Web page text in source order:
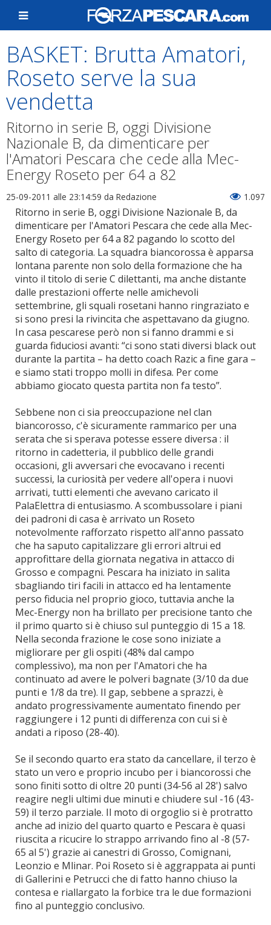
BASKET: Brutta Amatori,
Roseto serve la sua
vendetta
Ritorno in serie B, oggi Divisione
Nazionale B, da dimenticare per
l'Amatori Pescara che cede alla Mec-
Energy Roseto per 64 a 82
25-09-2011 alle 23:14:59 da Redazione 1.097
Ritorno in serie B, oggi Divisione Nazionale B, da
dimenticare per l'Amatori Pescara che cede alla Mec-
Energy Roseto per 64 a 82 pagando lo scotto del
salto di categoria. La squadra biancorossa è apparsa
lontana parente non solo della formazione che ha
vinto il titolo di serie C dilettanti, ma anche distante
dalle prestazioni offerte nelle amichevoli
settembrine, gli squali rosetani hanno ringraziato e
si sono presi la rivincita che aspettavano da giugno.
In casa pescarese però non si fanno drammi e si
guarda fiduciosi avanti: “ci sono stati diversi black out
durante la partita – ha detto coach Razic a fine gara –
e siamo stati troppo molli in difesa. Per come
abbiamo giocato questa partita non fa testo”.
Sebbene non ci sia preoccupazione nel clan
biancorosso, c'è sicuramente rammarico per una
serata che si sperava potesse essere diversa : il
ritorno in cadetteria, il pubblico delle grandi
occasioni, gli avversari che evocavano i recenti
successi, la curiosità per vedere all'opera i nuovi
arrivati, tutti elementi che avevano caricato il
PalaElettra di entusiasmo. A scombussolare i piani
dei padroni di casa è arrivato un Roseto
notevolmente rafforzato rispetto all'anno passato
che ha saputo capitalizzare gli errori altrui ed
approfittare della giornata negativa in attacco di
Grosso e compagni. Pescara ha iniziato in salita
sbagliando tiri facili in attacco ed ha lentamente
perso fiducia nel proprio gioco, tuttavia anche la
Mec-Energy non ha brillato per precisione tanto che
il primo quarto si è chiuso sul punteggio di 15 a 18.
Nella seconda frazione le cose sono iniziate a
migliorare per gli ospiti (48% dal campo
complessivo), ma non per l'Amatori che ha
continuato ad avere le polveri bagnate (3/10 da due
punti e 1/8 da tre). Il gap, sebbene a sprazzi, è
andato progressivamente aumentato finendo per
raggiungere i 12 punti di differenza con cui si è
andati a riposo (28-40).
Se il secondo quarto era stato da cancellare, il terzo è
stato un vero e proprio incubo per i biancorossi che
sono finiti sotto di oltre 20 punti (34-56 al 28') salvo
reagire negli ultimi due minuti e chiudere sul -16 (43-
59) il terzo parziale. Il moto di orgoglio si è protratto
anche ad inizio del quarto quarto e Pescara è quasi
riuscita a ricucire lo strappo arrivando fino al -8 (57-
65 al 5') grazie ai canestri di Grosso, Comignani,
Leonzio e Mlinar. Poi Roseto si è aggrappata ai punti
di Gallerini e Petrucci che di fatto hanno chiuso la
contesa e riallargato la forbice tra le due formazioni
fino al punteggio conclusivo.